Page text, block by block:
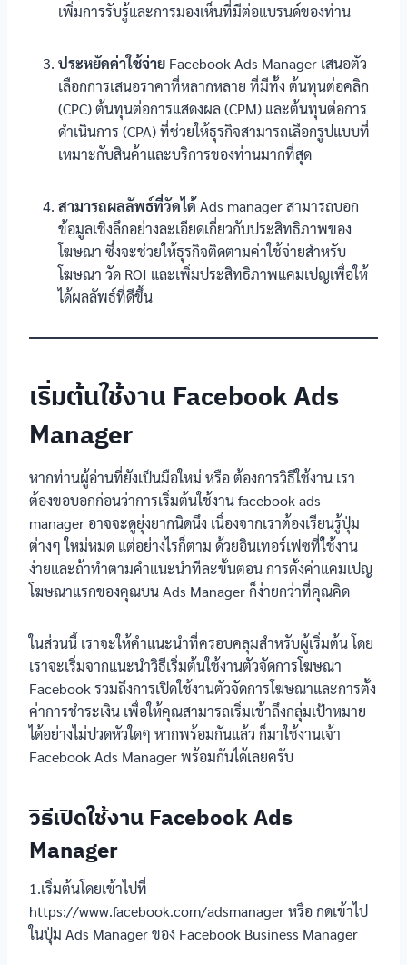
เพิ่มการรับรู้และการมองเห็นที่มีต่อแบรนด์ของท่าน
ประหยัดค่าใช้จ่าย Facebook Ads Manager เสนอตัว
เลือกการเสนอราคาที่หลากหลาย ที่มีทั้ง ต้นทุนต่อคลิก
(CPC) ต้นทุนต่อการแสดงผล (CPM) และต้นทุนต่อการ
ดำเนินการ (CPA) ที่ช่วยให้ธุรกิจสามารถเลือกรูปแบบที่
เหมาะกับสินค้าและบริการของท่านมากที่สุด
สามารถผลลัพธ์ที่วัดได้ Ads manager สามารถบอก
ข้อมูลเชิงลึกอย่างละเอียดเกี่ยวกับประสิทธิภาพของ
โฆษณา ซึ่งจะช่วยให้ธุรกิจติดตามค่าใช้จ่ายสำหรับ
โฆษณา วัด ROI และเพิ่มประสิทธิภาพแคมเปญเพื่อให้
ได้ผลลัพธ์ที่ดีขึ้น
เริ่มต้นใช้งาน Facebook Ads
Manager
หากท่านผู้อ่านที่ยังเป็นมือใหม่ หรือ ต้องการวิธีใช้งาน เรา
ต้องขอบอกก่อนว่าการเริ่มต้นใช้งาน facebook ads
manager อาจจะดูยุ่งยากนิดนึง เนื่องจากเราต้องเรียนรู้ปุ่ม
ต่างๆ ใหม่หมด แต่อย่างไรก็ตาม ด้วยอินเทอร์เฟซที่ใช้งาน
ง่ายและถ้าทำตามคำแนะนำทีละขั้นตอน การตั้งค่าแคมเปญ
โฆษณาแรกของคุณบน Ads Manager ก็ง่ายกว่าที่คุณคิด
ในส่วนนี้ เราจะให้คำแนะนำที่ครอบคลุมสำหรับผู้เริ่มต้น โดย
เราจะเริ่มจากแนะนำวิธีเริ่มต้นใช้งานตัวจัดการโฆษณา
Facebook รวมถึงการเปิดใช้งานตัวจัดการโฆษณาและการตั้ง
ค่าการชำระเงิน เพื่อให้คุณสามารถเริ่มเข้าถึงกลุ่มเป้าหมาย
ได้อย่างไม่ปวดหัวใดๆ หากพร้อมกันแล้ว ก็มาใช้งานเจ้า
Facebook Ads Manager พร้อมกันได้เลยครับ
วิธีเปิดใช้งาน Facebook Ads
Manager
1.เริ่มต้นโดยเข้าไปที่
https://www.facebook.com/adsmanager หรือ กดเข้าไป
ในปุ่ม Ads Manager ของ Facebook Business Manager